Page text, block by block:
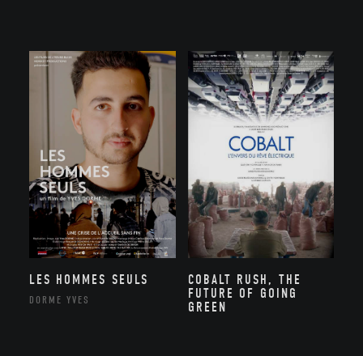
LES HOMMES SEULS
DORME YVES
COBALT RUSH, THE
FUTURE OF GOING
GREEN